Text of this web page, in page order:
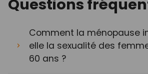
Questions
Comment la ménopause
elle la sexualité des
60 ans ?